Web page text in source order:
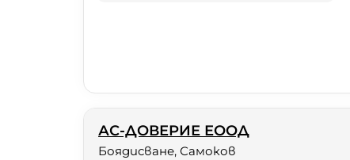
АС-ДОВЕРИЕ ЕООД
Боядисване, Самоков